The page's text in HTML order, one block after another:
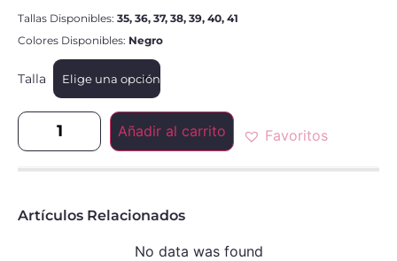
Tallas Disponibles: 35, 36, 37, 38, 39, 40, 41
Colores Disponibles: Negro
Talla
Añadir al carrito Favoritos
Artículos Relacionados
No data was found